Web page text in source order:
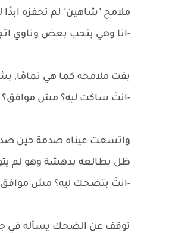
ملامح "شاهين" لم تحفزه
-انا وهي بنحب بعض وناوي
بقت ملامحه كما هي تمامًا,
-انتَ ساكت ليه؟ مش موافق؟
واتسعت عيناه صدمة حين
ظل يطالعه بدهشة وهو لم
-انتَ بتضحك ليه؟ مش موافق
توقف عن الضحك يسأله في